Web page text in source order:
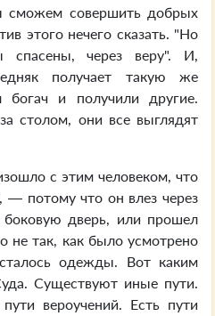
сможем совершить добрых
этого нечего сказать. "Но
спасены, через веру". И,
получает такую же
и получили другие.
столом, они все выглядят
с этим человеком, что
потому что он влез через
дверь, или прошел
не так, как было усмотрено
одежды. Вот каким
Существуют иные пути.
вероучений. Есть пути